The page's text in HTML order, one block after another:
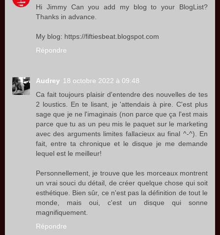
Hi Jimmy Can you add my blog to your BlogList?
Thanks in advance.
My blog: https://fiftiesbeat.blogspot.com
Répondre
Audrey 18 octobre 2022 à 09:48
Ca fait toujours plaisir d'entendre des nouvelles de tes
2 loustics. En te lisant, je 'attendais à pire. C'est plus
sage que je ne l'imaginais (non parce que ça l'est mais
parce que tu as un peu mis le paquet sur le marketing
avec des arguments limites fallacieux au final ^-^). En
fait, entre ta chronique et le disque je me demande
lequel est le meilleur!
Personnellement, je trouve que les morceaux montrent
un vrai souci du détail, de créer quelque chose qui soit
esthétique. Bien sûr, ce n'est pas la définition de tout le
monde, mais oui, c'est un disque qui sonne
magnifiquement.
Répondre